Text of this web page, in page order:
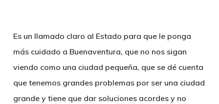
Es un llamado claro al Estado para que le ponga
más cuidado a Buenaventura, que no nos sigan
viendo como una ciudad pequeña, que se dé cuenta
que tenemos grandes problemas por ser una ciudad
grande y tiene que dar soluciones acordes y no